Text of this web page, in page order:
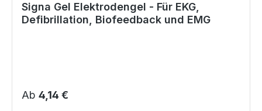
Signa Gel Elektrodengel - Für EKG,
Defibrillation, Biofeedback und EMG
Regulärer Preis:
Ab 4,14 €